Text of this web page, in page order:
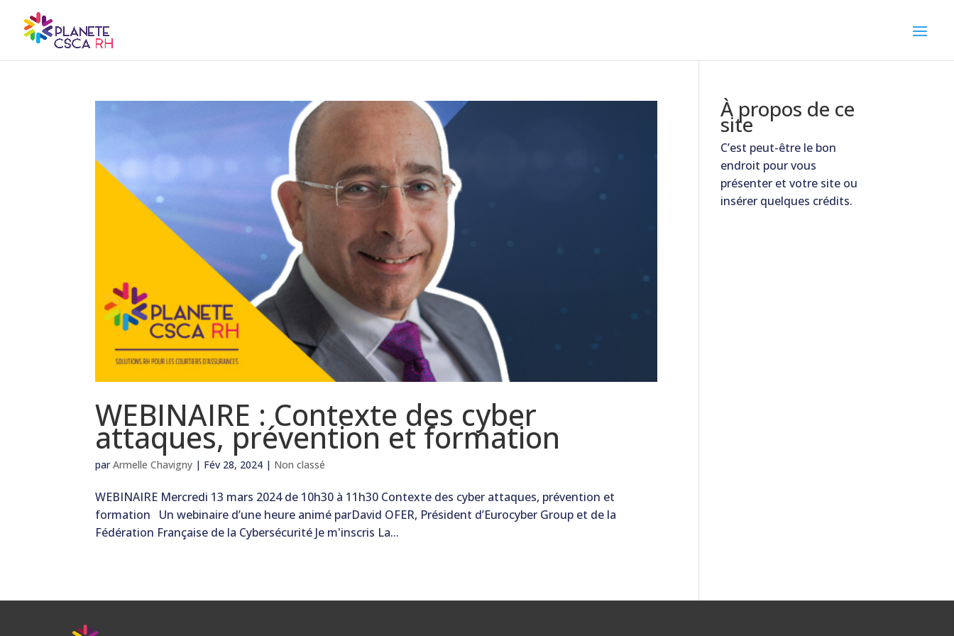
WEBINAIRE : Contexte des cyber
attaques, prévention et formation
parArmelle Chavigny | Fév 28, 2024 | Non classé
WEBINAIRE Mercredi 13 mars 2024 de 10h30 à 11h30 Contexte des cyber attaques, prévention et
formation Un webinaire d’une heure animé parDavid OFER, Président d’Eurocyber Group et de la
Fédération Française de la Cybersécurité Je m'inscris La...
À propos de ce
site
C’est peut-être le bon
endroit pour vous
présenter et votre site ou
insérer quelques crédits.